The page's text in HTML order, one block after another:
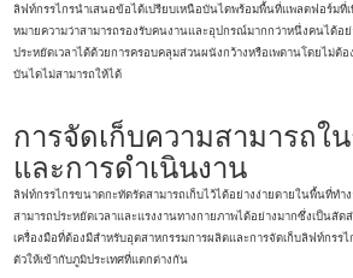
ลิฟท์กรรไกรนำเสนอข้อได้เปรียบเหนือบันไดพร้อมพื้นที่แพลตฟอร์ม
หมายความว่าสามารถรองรับคนงานและอุปกรณ์มากกว่าหนึ่งคนได้อ
ประหยัดเวลาได้ด้วยการครอบคลุมส่วนผนังกว้างหรือเพดานโดยไม่ต้
บันไดไม่สามารถให้ได้
การจัดเก็บความสามารถใ
และการดำเนินงาน
ลิฟท์กรรไกรขนาดกะทัดรัดสามารถเก็บไว้ได้อย่างง่ายดายในพื้นที่ทำ
สามารถประหยัดเวลาและแรงงานทางกายภาพได้อย่างมากซึ่งเป็นสั
เครื่องมือที่ต้องมีสำหรับอุตสาหกรรมการผลิตและการจัดเก็บลิฟท์กรร
ตัวให้เข้ากับภูมิประเทศที่แตกต่างกัน